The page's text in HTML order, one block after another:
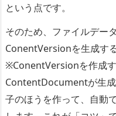
という点です。
そのため、ファイルデー
ConentVersionを生成す
※ConentVersionを作成
ContentDocumentが生成
子のほうを作って、自動